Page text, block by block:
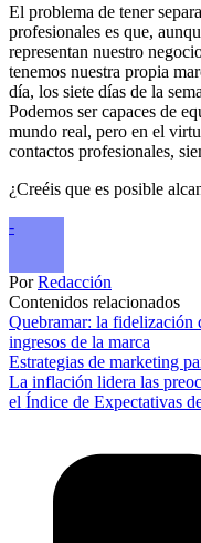
El problema de tener
profesionales es que,
representan nuestro
tenemos nuestra propia
día, los siete días de la
Podemos ser capaces de
mundo real, pero en el
contactos profesionales,
¿Creéis que es posible
-
PorRedacción
Contenidos relacionados
Quebramar: la fidelización
ingresos de la marca
Estrategias de marketing
La inflación lidera las
el Índice de Expectativas